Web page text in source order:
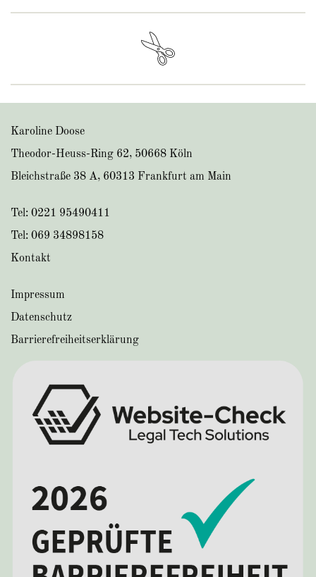
Karoline Doose
Theodor-Heuss-Ring 62, 50668 Köln
Bleichstraße 38 A, 60313 Frankfurt am Main
Tel: 0221 95490411
Tel: 069 34898158
Kontakt
Impressum
Datenschutz
Barrierefreiheitserklärung